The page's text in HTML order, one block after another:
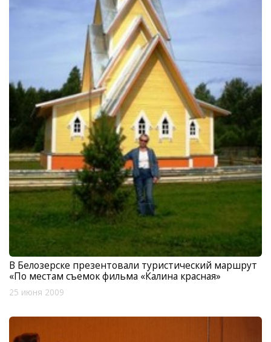
В Белозерске презентовали туристический маршрут
«По местам съемок фильма «Калина красная»
25 июня 2009